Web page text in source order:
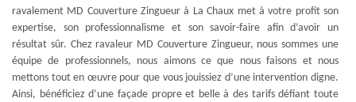
ravalement MD Couverture Zingueur à La Chaux met à votre profit son
expertise, son professionnalisme et son savoir-faire afin d’avoir un
résultat sûr. Chez ravaleur MD Couverture Zingueur, nous sommes une
équipe de professionnels, nous aimons ce que nous faisons et nous
mettons tout en œuvre pour que vous jouissiez d’une intervention digne.
Ainsi, bénéficiez d’une façade propre et belle à des tarifs défiant toute